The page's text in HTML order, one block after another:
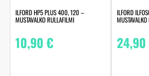
ILFORD HP5 PLUS 400, 120 –
MUSTAVALKO RULLAFILMI
10,90€
ILFORD
24,90